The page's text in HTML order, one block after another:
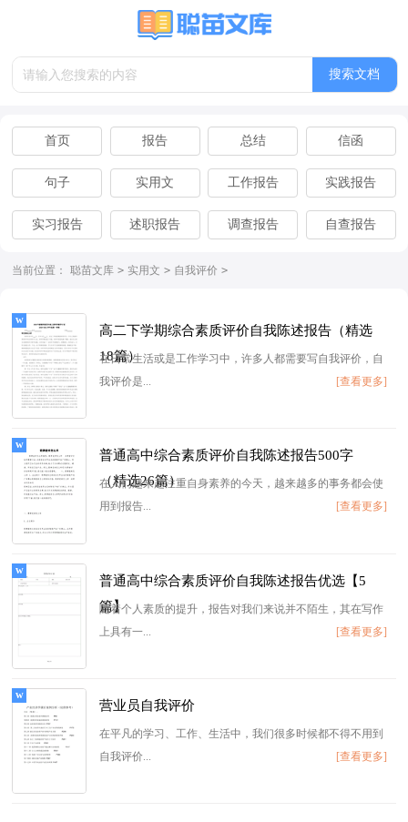
搜索文档
首页 报告 总结 信函
句子 实用文 工作报告 实践报告
实习报告 述职报告 调查报告 自查报告
离职报告
当前位置： 聪苗文库 > 实用文 > 自我评价 >
高二下学期综合素质评价自我陈述报告（精选
18篇）
在日常生活或是工作学习中，许多人都需要写自我评价，自
我评价是...
[查看更多]
普通高中综合素质评价自我陈述报告500字
（精选26篇）
在人们越来越注重自身素养的今天，越来越多的事务都会使
用到报告...
[查看更多]
普通高中综合素质评价自我陈述报告优选【5
篇】
随着个人素质的提升，报告对我们来说并不陌生，其在写作
上具有一...
[查看更多]
营业员自我评价
在平凡的学习、工作、生活中，我们很多时候都不得不用到
自我评价...
[查看更多]